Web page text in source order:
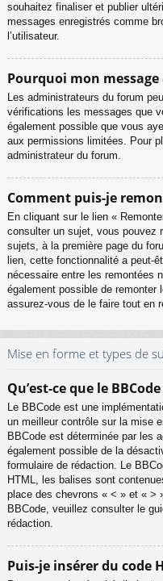
souhaitez finaliser et publier
messages enregistrés comme
l’utilisateur.
Pourquoi mon
Les administrateurs du forum
vérifications les messages que
également possible que vous
aux permissions limitées. Pour
administrateur du forum.
Comment puis-je
En cliquant sur le lien «
consulter un sujet, vous pouvez
sujets, à la première page du
lien, cette fonctionnalité a peut-
nécessaire entre les remontées
également possible de remonter
assurez-vous de le faire tout en
Mise en forme et types de
Qu’est-ce que le BBCode
Le BBCode est une
un meilleur contrôle sur la mise
BBCode est déterminée par les
également possible de la
formulaire de rédaction. Le
HTML, les balises sont
place des chevrons « < » et « >
BBCode, veuillez consulter le
rédaction.
Puis-je insérer du code